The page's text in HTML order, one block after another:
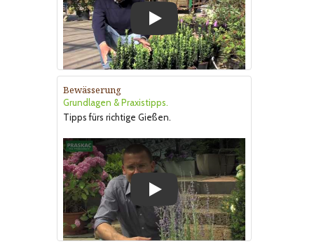
Bewässerung
Grundlagen & Praxistipps.
Tipps fürs richtige Gießen.